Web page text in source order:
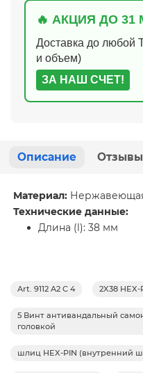
🔥 АКЦИЯ ДО 31
Доставка до любой
и объем)
ЗА НАШ СЧЕТ!
Описание Отзывы
Материал:
Технические данные:
Длина (l): 38 мм
Art. 9112 A2 C 4 2X38 HEX-
5 Винт антивандальный
головкой
шлиц HEX-PIN (внутренний